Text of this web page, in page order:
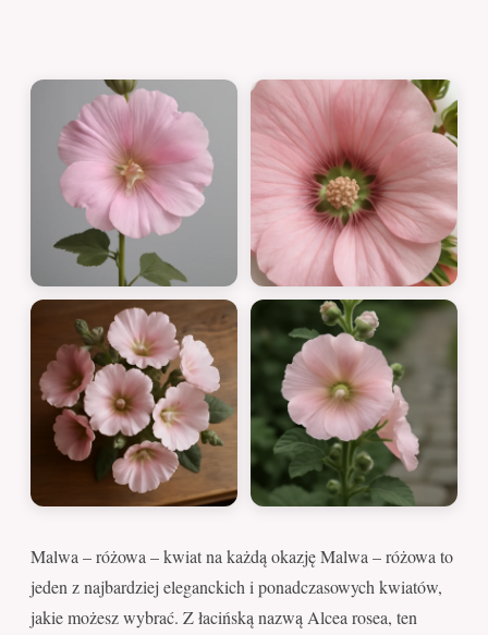
Malwa – różowa – kwiat na każdą okazję Malwa – różowa to
jeden z najbardziej eleganckich i ponadczasowych kwiatów,
jakie możesz wybrać. Z łacińską nazwą Alcea rosea, ten